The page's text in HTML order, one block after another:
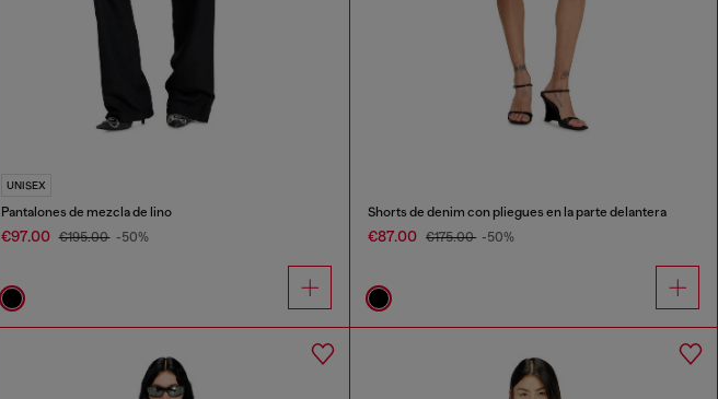
UNISEX
Pantalones de mezcla de lino
€97.00 €195.00 -50%
Shorts de denim con pliegues en la parte delantera
€87.00 €175.00 -50%